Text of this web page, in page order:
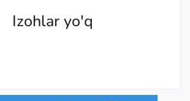
Izohlar yo'q